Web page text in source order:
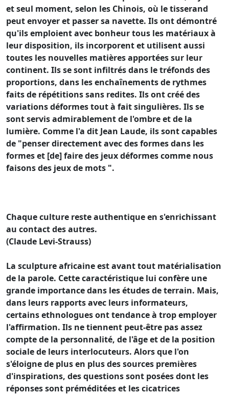
et seul moment, selon les Chinois, où le tisserand
peut envoyer et passer sa navette. Ils ont démontré
qu'ils emploient avec bonheur tous les matériaux à
leur disposition, ils incorporent et utilisent aussi
toutes les nouvelles matières apportées sur leur
continent. Ils se sont infiltrés dans le tréfonds des
proportions, dans les enchaînements de rythmes
faits de répétitions sans redites. Ils ont créé des
variations déformes tout à fait singulières. Ils se
sont servis admirablement de l'ombre et de la
lumière. Comme l'a dit Jean Laude, ils sont capables
de "penser directement avec des formes dans les
formes et [de] faire des jeux déformes comme nous
faisons des jeux de mots ".
Chaque culture reste authentique en s'enrichissant
au contact des autres.
(Claude Levi-Strauss)
La sculpture africaine est avant tout matérialisation
de la parole. Cette caractéristique lui confère une
grande importance dans les études de terrain. Mais,
dans leurs rapports avec leurs informateurs,
certains ethnologues ont tendance à trop employer
l'affirmation. Ils ne tiennent peut-être pas assez
compte de la personnalité, de l'âge et de la position
sociale de leurs interlocuteurs. Alors que l'on
s'éloigne de plus en plus des sources premières
d'inspirations, des questions sont posées dont les
réponses sont préméditées et les cicatrices